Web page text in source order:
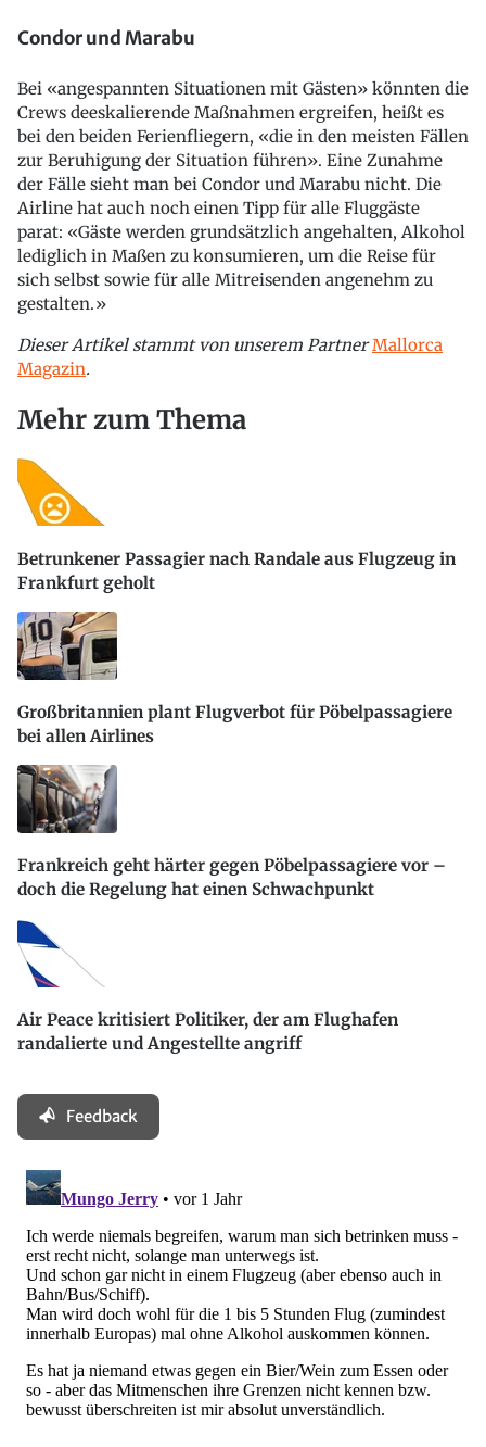
Condor und Marabu
Bei «angespannten Situationen mit Gästen» könnten die
Crews deeskalierende Maßnahmen ergreifen, heißt es
bei den beiden Ferienfliegern, «die in den meisten Fällen
zur Beruhigung der Situation führen». Eine Zunahme
der Fälle sieht man bei Condor und Marabu nicht. Die
Airline hat auch noch einen Tipp für alle Fluggäste
parat: «Gäste werden grundsätzlich angehalten, Alkohol
lediglich in Maßen zu konsumieren, um die Reise für
sich selbst sowie für alle Mitreisenden angenehm zu
gestalten.»
Dieser Artikel stammt von unserem PartnerMallorca
Magazin.
Mehr zum Thema
Betrunkener Passagier nach Randale aus Flugzeug in
Frankfurt geholt
Großbritannien plant Flugverbot für Pöbelpassagiere
bei allen Airlines
Frankreich geht härter gegen Pöbelpassagiere vor –
doch die Regelung hat einen Schwachpunkt
Air Peace kritisiert Politiker, der am Flughafen
randalierte und Angestellte angriff
Feedback